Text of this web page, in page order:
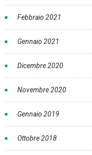
Febbraio 2021
Gennaio 2021
Dicembre 2020
Novembre 2020
Gennaio 2019
Ottobre 2018